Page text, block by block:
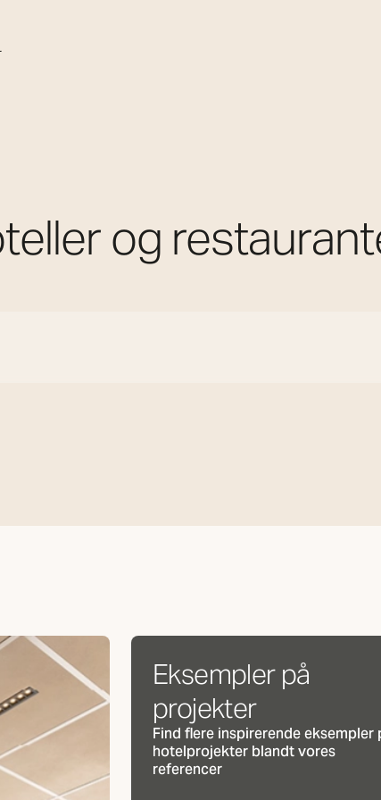
og
Eksempler på
projekter
Find flere inspirerende eksempler
hotelprojekter blandt vores
referencer